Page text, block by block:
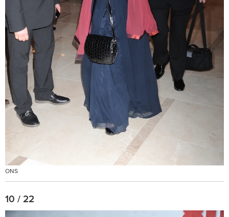
ONS
10 / 22